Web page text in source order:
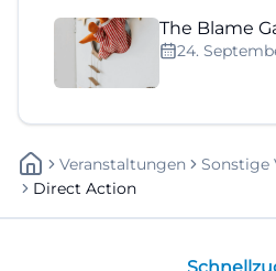
The Blame
24.
Veranstaltungen
Sonstige
Direct Action